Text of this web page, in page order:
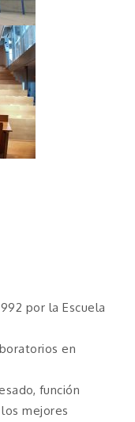
por la Escuela
en
función
mejores